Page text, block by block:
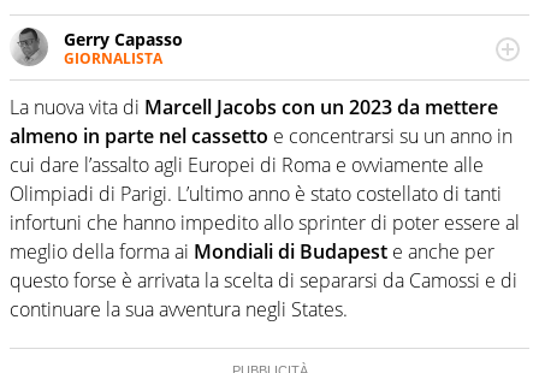
Gerry Capasso
GIORNALISTA
Per lui gli sport americani non hanno segreti: basket,
football, baseball e la capacità innata di trovare la notizia
dove altri non vedono granché
La nuova vita di Marcell Jacobs con un 2023 da mettere
almeno in parte nel cassetto e concentrarsi su un anno in
cui dare l’assalto agli Europei di Roma e ovviamente alle
Olimpiadi di Parigi. L’ultimo anno è stato costellato di tanti
infortuni che hanno impedito allo sprinter di poter essere al
meglio della forma ai Mondiali di Budapest e anche per
questo forse è arrivata la scelta di separarsi da Camossi e di
continuare la sua avventura negli States.